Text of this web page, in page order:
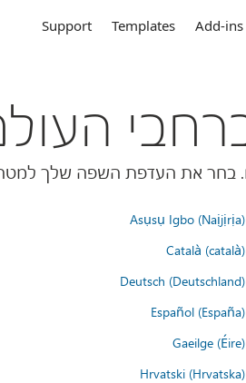
Add-ins
Templates
Support
Asụsụ Igbo (Naịjịrịa)
Català (català)
Deutsch (Deutschland)
Español (España)
Gaeilge (Éire)
Hrvatski (Hrvatska)